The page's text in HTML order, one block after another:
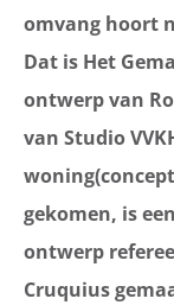
omvang hoort
Dat is Het
ontwerp van
van Studio
gekomen, is
ontwerp
Cruquius